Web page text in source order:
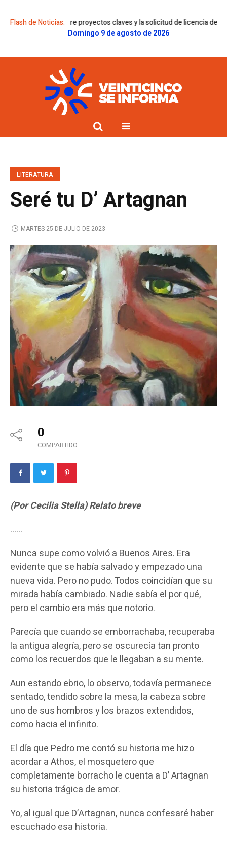
Flash de Noticias:
sobre proyectos claves y la solicitud de licencia de Gregorini
Domingo 9 de agosto de 2026
LITERATURA
Seré tu D’ Artagnan
MARTES 25 DE JULIO DE 2023
0
COMPARTIDO
(Por Cecilia Stella) Relato breve
……
Nunca supe como volvió a Buenos Aires. Era
evidente que se había salvado y empezado una
nueva vida. Pero no pudo. Todos coincidían que su
mirada había cambiado. Nadie sabía el por qué,
pero el cambio era más que notorio.
Parecía que cuando se emborrachaba, recuperaba
la antigua alegría, pero se oscurecía tan pronto
como los recuerdos que le llegaban a su mente.
Aun estando ebrio, lo observo, todavía permanece
sentado, tendido sobre la mesa, la cabeza sobre
uno de sus hombros y los brazos extendidos,
como hacia el infinito.
El día que Pedro me contó su historia me hizo
acordar a Athos, el mosquetero que
completamente borracho le cuenta a D’ Artagnan
su historia trágica de amor.
Yo, al igual que D’Artagnan, nunca confesaré haber
escuchado esa historia.